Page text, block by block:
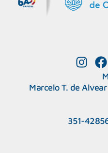
Marcelo T. de
351-
CAPeM – Centro de Atención a